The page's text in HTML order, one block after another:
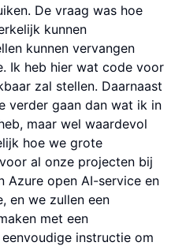
De vraag was hoe
kunnen
kunnen vervangen
Ik heb hier wat code voor
zal stellen. Daarnaast
verder gaan dan wat ik in
maar wel waardevol
hoe we grote
al onze projecten bij
Azure open AI-service en
en we zullen een
met een
instructie om